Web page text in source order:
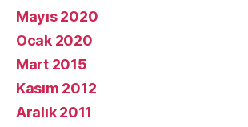
Mayıs 2020
Ocak 2020
Mart 2015
Kasım 2012
Aralık 2011